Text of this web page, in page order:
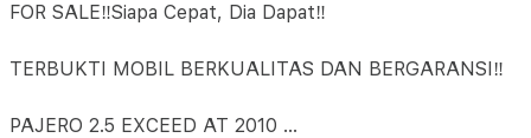
FOR SALE‼️Siapa Cepat, Dia Dapat‼️
TERBUKTI MOBIL BERKUALITAS DAN BERGARANSI‼️
PAJERO 2.5 EXCEED AT 2010 ...